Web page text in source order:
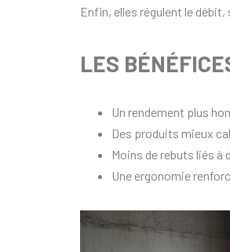
Enfin, elles régulent le
LES
Un rendement plus
Des produits mieux
Moins de rebuts liés
Une ergonomie